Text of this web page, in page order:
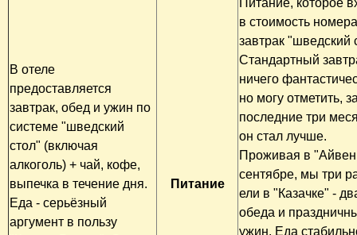
В отеле
предоставляется
завтрак, обед и ужин по
системе "шведский
стол" (включая
алкоголь) + чай, кофе,
выпечка в течение дня.
Еда - серьёзный
аргумент в пользу
Питание​
Питание, которое
в стоимость
завтрак "шведский
Стандартный
ничего
но могу отметить,
последние три
он стал лучше.
Проживая в
сентябре, мы три
ели в "Казачке" -
обеда и
ужин. Еда